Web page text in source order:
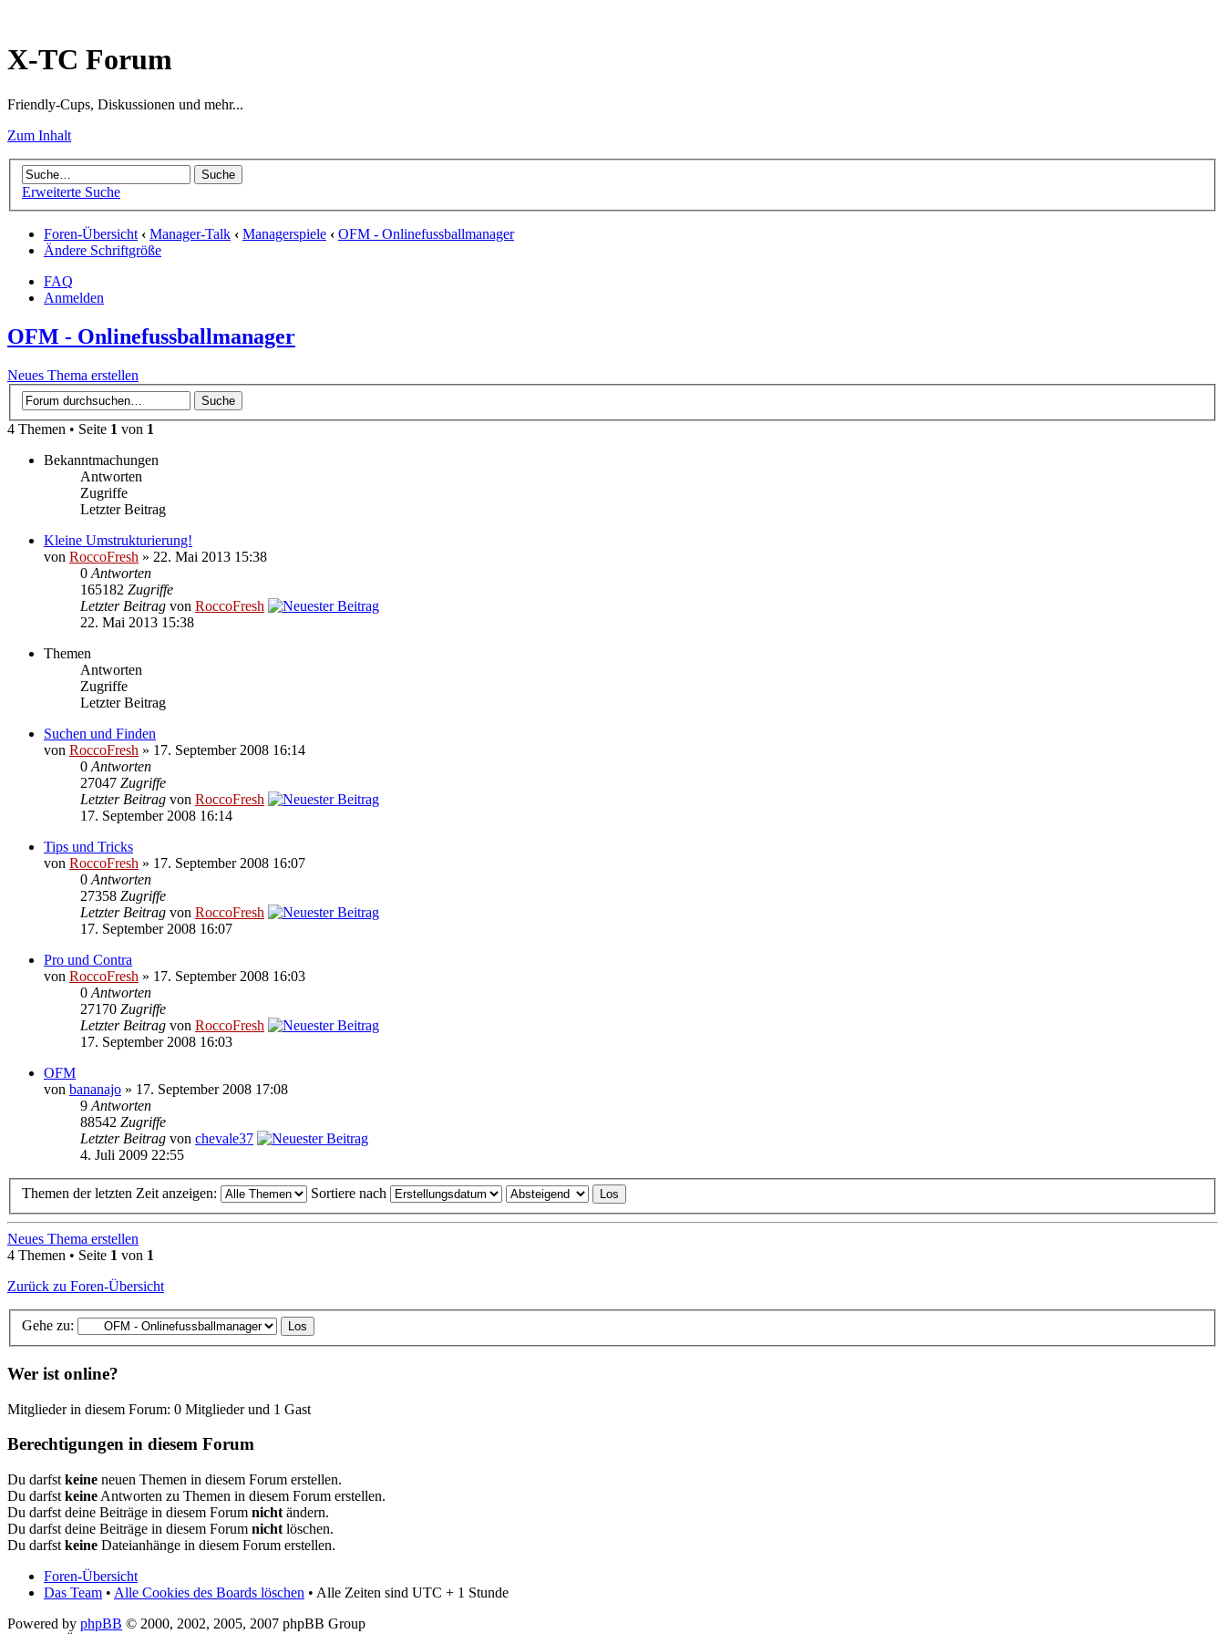
X-TC Forum
Friendly-Cups, Diskussionen und mehr...
Zum Inhalt
Erweiterte Suche
Foren-Übersicht ‹ Manager-Talk ‹ Managerspiele ‹ OFM - Onlinefussballmanager
Ändere Schriftgröße
FAQ
Anmelden
OFM - Onlinefussballmanager
Neues Thema erstellen
4 Themen • Seite 1 von 1
Bekanntmachungen
Antworten
Zugriffe
Letzter Beitrag
Kleine Umstrukturierung!
von RoccoFresh » 22. Mai 2013 15:38
0 Antworten
165182 Zugriffe
Letzter Beitrag von RoccoFresh
22. Mai 2013 15:38
Themen
Antworten
Zugriffe
Letzter Beitrag
Suchen und Finden
von RoccoFresh » 17. September 2008 16:14
0 Antworten
27047 Zugriffe
Letzter Beitrag von RoccoFresh
17. September 2008 16:14
Tips und Tricks
von RoccoFresh » 17. September 2008 16:07
0 Antworten
27358 Zugriffe
Letzter Beitrag von RoccoFresh
17. September 2008 16:07
Pro und Contra
von RoccoFresh » 17. September 2008 16:03
0 Antworten
27170 Zugriffe
Letzter Beitrag von RoccoFresh
17. September 2008 16:03
OFM
von bananajo » 17. September 2008 17:08
9 Antworten
88542 Zugriffe
Letzter Beitrag von chevale37
4. Juli 2009 22:55
Themen der letzten Zeit anzeigen: Sortiere nach
Neues Thema erstellen
4 Themen • Seite 1 von 1
Zurück zu Foren-Übersicht
Gehe zu:
Wer ist online?
Mitglieder in diesem Forum: 0 Mitglieder und 1 Gast
Berechtigungen in diesem Forum
Du darfst keine neuen Themen in diesem Forum erstellen.
Du darfst keine Antworten zu Themen in diesem Forum erstellen.
Du darfst deine Beiträge in diesem Forum nicht ändern.
Du darfst deine Beiträge in diesem Forum nicht löschen.
Du darfst keine Dateianhänge in diesem Forum erstellen.
Foren-Übersicht
Das Team • Alle Cookies des Boards löschen • Alle Zeiten sind UTC + 1 Stunde
Powered by phpBB © 2000, 2002, 2005, 2007 phpBB Group